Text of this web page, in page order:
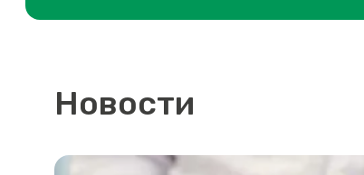
Новости